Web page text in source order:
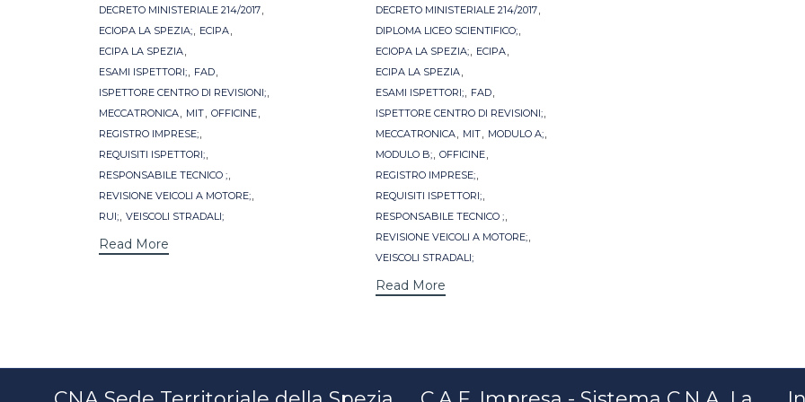
DECRETO MINISTERIALE 214/2017,
ECIOPA LA SPEZIA;, ECIPA,
ECIPA LA SPEZIA,
ESAMI ISPETTORI;, FAD,
ISPETTORE CENTRO DI REVISIONI;,
MECCATRONICA, MIT, OFFICINE,
REGISTRO IMPRESE;,
REQUISITI ISPETTORI;,
RESPONSABILE TECNICO ;,
REVISIONE VEICOLI A MOTORE;,
RUI;, VEISCOLI STRADALI;
Read More
DECRETO MINISTERIALE 214/2017,
DIPLOMA LICEO SCIENTIFICO;,
ECIOPA LA SPEZIA;, ECIPA,
ECIPA LA SPEZIA,
ESAMI ISPETTORI;, FAD,
ISPETTORE CENTRO DI REVISIONI;,
MECCATRONICA, MIT, MODULO A;,
MODULO B;, OFFICINE,
REGISTRO IMPRESE;,
REQUISITI ISPETTORI;,
RESPONSABILE TECNICO ;,
REVISIONE VEICOLI A MOTORE;,
VEISCOLI STRADALI;
Read More